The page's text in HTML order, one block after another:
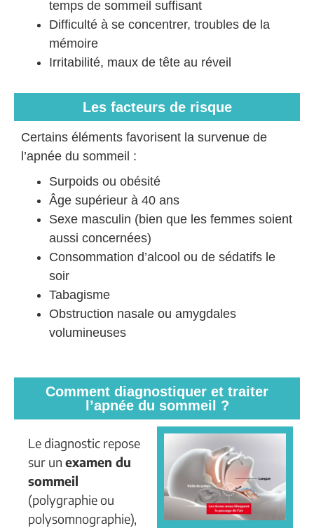
temps de sommeil suffisant
Difficulté à se concentrer, troubles de la
mémoire
Irritabilité, maux de tête au réveil
Les facteurs de risque
Certains éléments favorisent la survenue de
l’apnée du sommeil :
Surpoids ou obésité
Âge supérieur à 40 ans
Sexe masculin (bien que les femmes soient
aussi concernées)
Consommation d’alcool ou de sédatifs le
soir
Tabagisme
Obstruction nasale ou amygdales
volumineuses
Comment diagnostiquer et traiter
l’apnée du sommeil ?
Le diagnostic repose
sur un examen du
sommeil
(polygraphie ou
polysomnographie),